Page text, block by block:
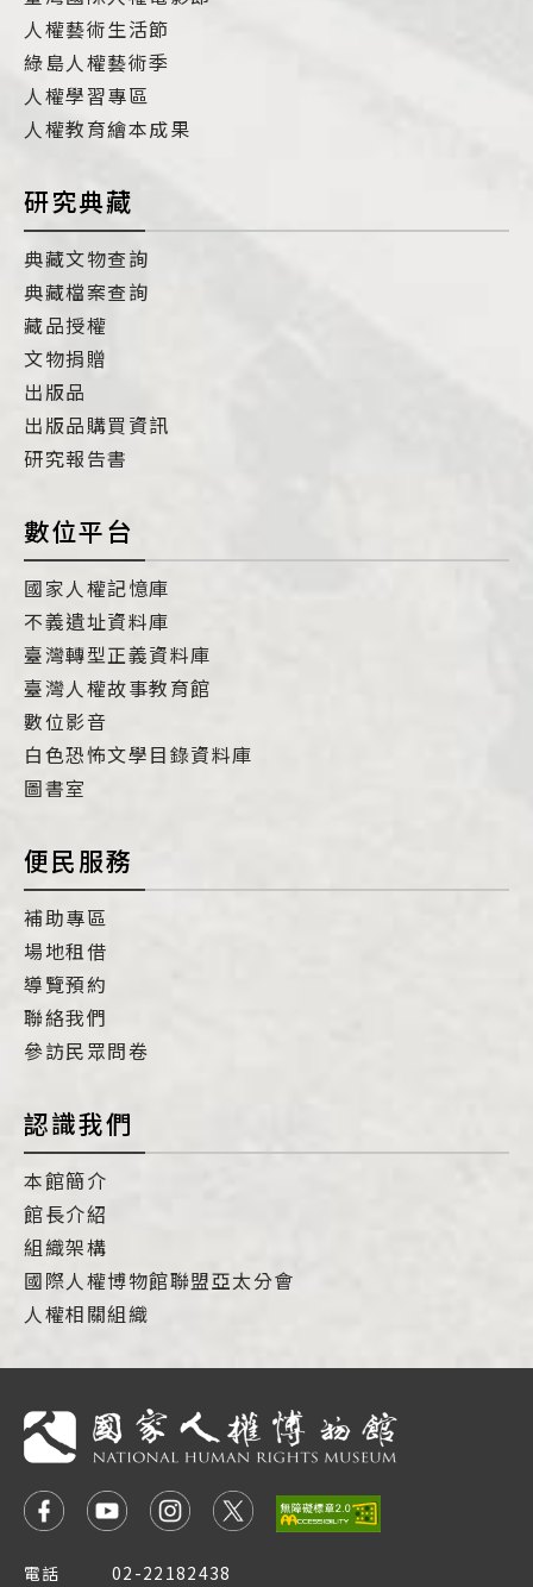
人權藝術生活節
綠島人權藝術季
人權學習專區
人權教育繪本成果
研究典藏
典藏文物查詢
典藏檔案查詢
藏品授權
文物捐贈
出版品
出版品購買資訊
研究報告書
數位平台
國家人權記憶庫
不義遺址資料庫
臺灣轉型正義資料庫
臺灣人權故事教育館
數位影音
白色恐怖文學目錄資料庫
圖書室
便民服務
補助專區
場地租借
導覽預約
聯絡我們
參訪民眾問卷
認識我們
本館簡介
館長介紹
組織架構
國際人權博物館聯盟亞太分會
人權相關組織
電話
02-22182438